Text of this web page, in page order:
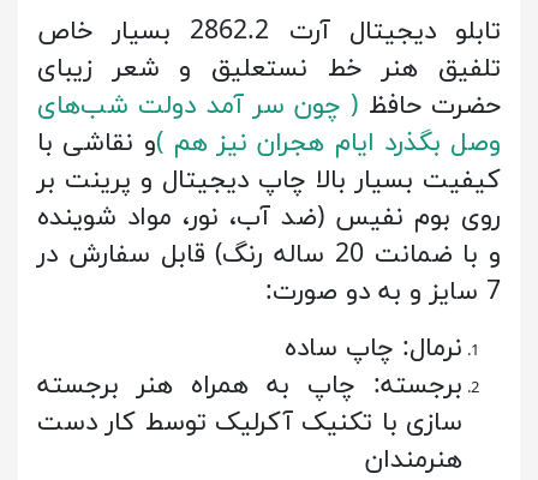
تابلو دیجیتال آرت 2862.2 بسیار خاص
تلفیق هنر خط نستعلیق و شعر زیبای
حضرت حافظ ( چون سر آمد دولت شب‌های
وصل بگذرد ایام هجران نیز هم)و نقاشی با
کیفیت بسیار بالا چاپ دیجیتال و پرینت بر
روی بوم نفیس (ضد آب، نور، مواد شوینده
و با ضمانت 20 ساله رنگ) قابل سفارش در
7 سایز و به دو صورت:
نرمال: چاپ ساده
برجسته: چاپ به همراه هنر برجسته
سازی با تکنیک آکرلیک توسط کار دست
هنرمندان